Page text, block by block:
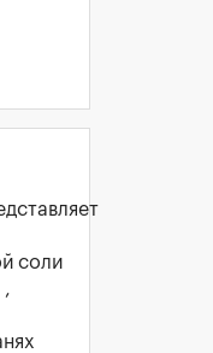
соли
,